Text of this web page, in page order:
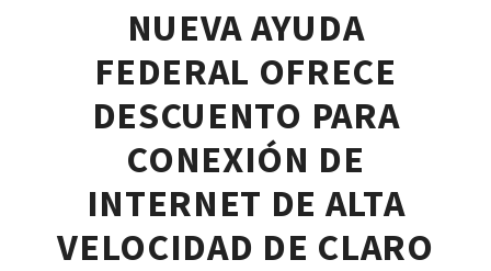
NUEVA AYUDA
FEDERAL OFRECE
DESCUENTO PARA
CONEXIÓN DE
INTERNET DE ALTA
VELOCIDAD DE CLARO